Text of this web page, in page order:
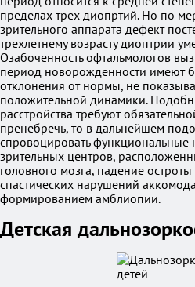
пределах трех диопртий. Но по
зрительного аппарата дефект
трехлетнему возрасту диоптрии
Озабоченность офтальмологов
период новорожденности имеют
отклонения от нормы, не
положительной динамики.
расстройства требуют
пренебречь, то в дальнейшем
спровоцировать функциональные
зрительных центров,
головного мозга, падение
спастических нарушений
формированием амблиопии.
Детская